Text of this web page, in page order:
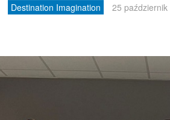
Destination Imagination 25 październik